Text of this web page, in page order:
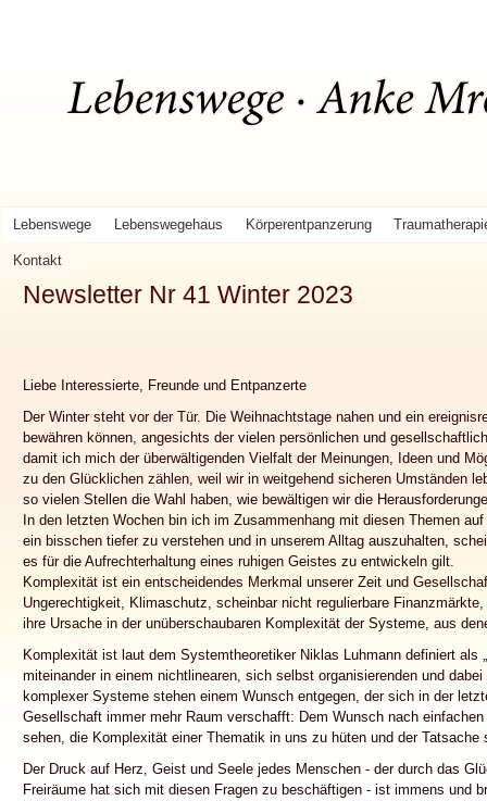
Lebenswege Lebenswegehaus Körperentpanzerung
Kontakt
Newsletter Nr 41 Winter 2023
Liebe Interessierte, Freunde und Entpanzerte
Der Winter steht vor der Tür. Die Weihnachtstage nahen und ein
bewähren können, angesichts der vielen persönlichen und
damit ich mich der überwältigenden Vielfalt der Meinungen, Ideen und
zu den Glücklichen zählen, weil wir in weitgehend sicheren Umständen
so vielen Stellen die Wahl haben, wie bewältigen wir die
In den letzten Wochen bin ich im Zusammenhang mit diesen Themen
ein bisschen tiefer zu verstehen und in unserem Alltag auszuhalten,
es für die Aufrechterhaltung eines ruhigen Geistes zu entwickeln gilt.
Komplexität ist ein entscheidendes Merkmal unserer Zeit und
Ungerechtigkeit, Klimaschutz, scheinbar nicht regulierbare
ihre Ursache in der unüberschaubaren Komplexität der Systeme, aus
Komplexität ist laut dem Systemtheoretiker Niklas Luhmann definiert
miteinander in einem nichtlinearen, sich selbst organisierenden und
komplexer Systeme stehen einem Wunsch entgegen, der sich in der
Gesellschaft immer mehr Raum verschafft: Dem Wunsch nach
sehen, die Komplexität einer Thematik in uns zu hüten und der
Der Druck auf Herz, Geist und Seele jedes Menschen - der durch das
Freiräume hat sich mit diesen Fragen zu beschäftigen - ist immens und